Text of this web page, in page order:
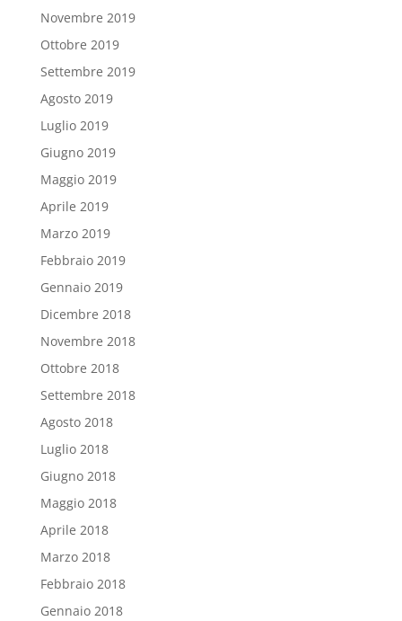
Novembre 2019
Ottobre 2019
Settembre 2019
Agosto 2019
Luglio 2019
Giugno 2019
Maggio 2019
Aprile 2019
Marzo 2019
Febbraio 2019
Gennaio 2019
Dicembre 2018
Novembre 2018
Ottobre 2018
Settembre 2018
Agosto 2018
Luglio 2018
Giugno 2018
Maggio 2018
Aprile 2018
Marzo 2018
Febbraio 2018
Gennaio 2018